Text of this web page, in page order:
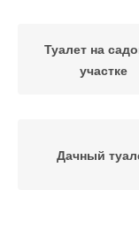
Туалет на
участке
Дачный